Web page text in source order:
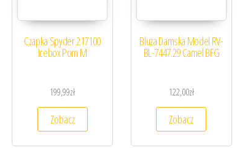
Czapka Spyder 217100
Icebox Pom M
199,99zł
Zobacz
Bluza Damska Model RV-
BL-7447.29 Camel BFG
122,00zł
Zobacz